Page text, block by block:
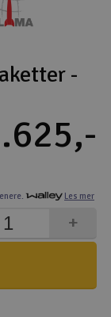
-
Les mer
+